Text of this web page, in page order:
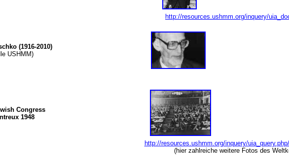
http://resources.ushmm.org/inquery/
(1916-2010)
USHMM)
Congress
1948
http://resources.ushmm.org/inquery/
(hier zahlreiche weitere Fotos des